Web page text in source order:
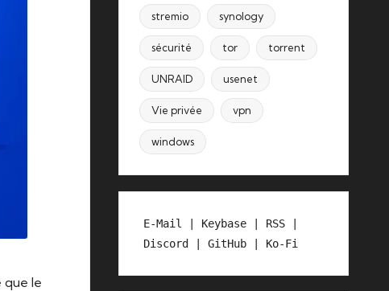
que le
stremio synology
sécurité tor torrent
UNRAID usenet
Vie privée vpn
windows
E-Mail | Keybase | RSS
Discord | GitHub | Ko-Fi